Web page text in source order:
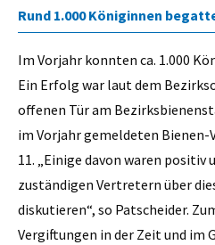
Rund 1.000 Königinnen
Im Vorjahr konnten ca. 1.000
Ein Erfolg war laut dem
offenen Tür am
im Vorjahr gemeldeten
11. „Einige davon waren
zuständigen Vertretern über
diskutieren“, so Patscheider.
Vergiftungen in der Zeit und im